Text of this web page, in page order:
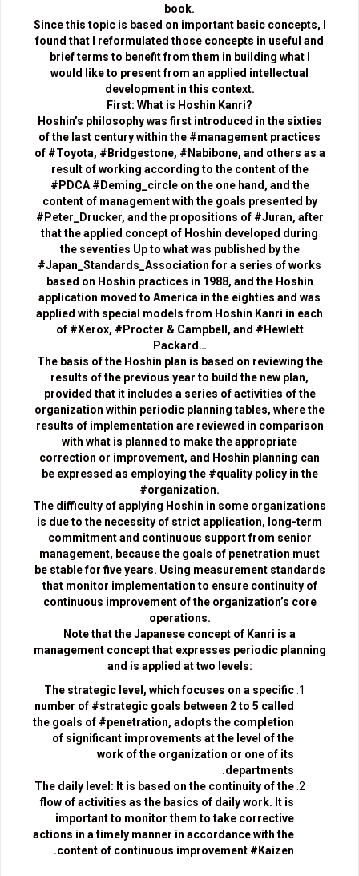
book.
Since this topic is based on important basic concepts, I
found that I reformulated those concepts in useful and
brief terms to benefit from them in building what I
would like to present from an applied intellectual
development in this context.
First: What is Hoshin Kanri?
Hoshin’s philosophy was first introduced in the sixties
of the last century within the #management practices
of #Toyota, #Bridgestone, #Nabibone, and others as a
result of working according to the content of the
#PDCA #Deming_circle on the one hand, and the
content of management with the goals presented by
#Peter_Drucker, and the propositions of #Juran, after
that the applied concept of Hoshin developed during
the seventies Up to what was published by the
#Japan_Standards_Association for a series of works
based on Hoshin practices in 1988, and the Hoshin
application moved to America in the eighties and was
applied with special models from Hoshin Kanri in each
of #Xerox, #Procter & Campbell, and #Hewlett
Packard…
The basis of the Hoshin plan is based on reviewing the
results of the previous year to build the new plan,
provided that it includes a series of activities of the
organization within periodic planning tables, where the
results of implementation are reviewed in comparison
with what is planned to make the appropriate
correction or improvement, and Hoshin planning can
be expressed as employing the #quality policy in the
#organization.
The difficulty of applying Hoshin in some organizations
is due to the necessity of strict application, long-term
commitment and continuous support from senior
management, because the goals of penetration must
be stable for five years. Using measurement standards
that monitor implementation to ensure continuity of
continuous improvement of the organization’s core
operations.
Note that the Japanese concept of Kanri is a
management concept that expresses periodic planning
and is applied at two levels:
The strategic level, which focuses on a specific
number of #strategic goals between 2 to 5 called
the goals of #penetration, adopts the completion
of significant improvements at the level of the
work of the organization or one of its
departments.
The daily level: It is based on the continuity of the
flow of activities as the basics of daily work. It is
important to monitor them to take corrective
actions in a timely manner in accordance with the
content of continuous improvement #Kaizen.